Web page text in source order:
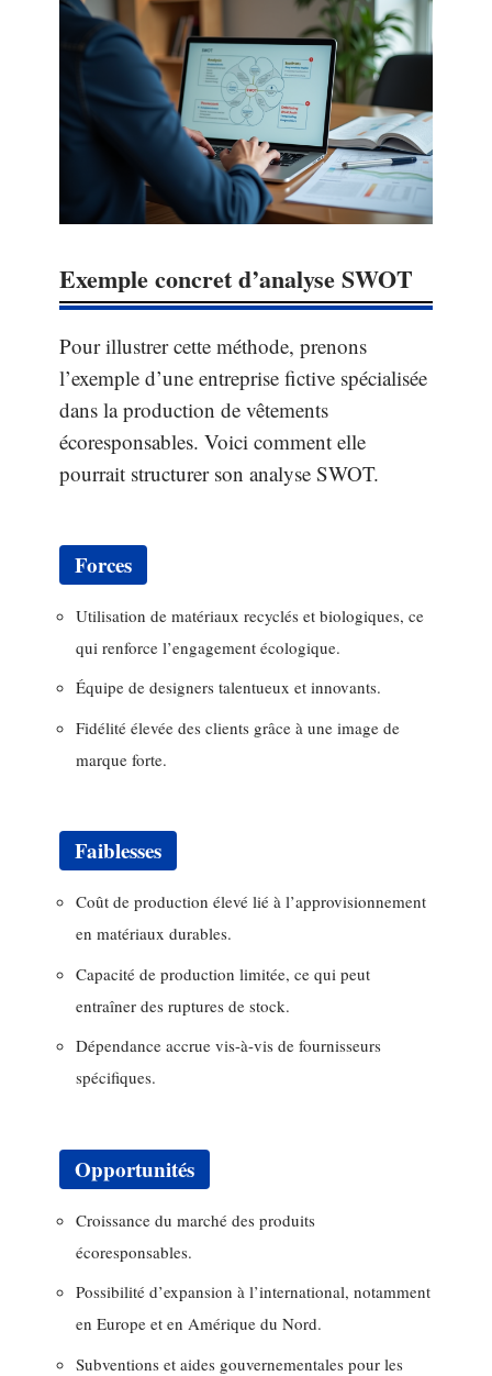
Exemple concret d’analyse SWOT
Pour illustrer cette méthode, prenons
l’exemple d’une entreprise fictive spécialisée
dans la production de vêtements
écoresponsables. Voici comment elle
pourrait structurer son analyse SWOT.
Forces
Utilisation de matériaux recyclés et biologiques, ce
qui renforce l’engagement écologique.
Équipe de designers talentueux et innovants.
Fidélité élevée des clients grâce à une image de
marque forte.
Faiblesses
Coût de production élevé lié à l’approvisionnement
en matériaux durables.
Capacité de production limitée, ce qui peut
entraîner des ruptures de stock.
Dépendance accrue vis-à-vis de fournisseurs
spécifiques.
Opportunités
Croissance du marché des produits
écoresponsables.
Possibilité d’expansion à l’international, notamment
en Europe et en Amérique du Nord.
Subventions et aides gouvernementales pour les